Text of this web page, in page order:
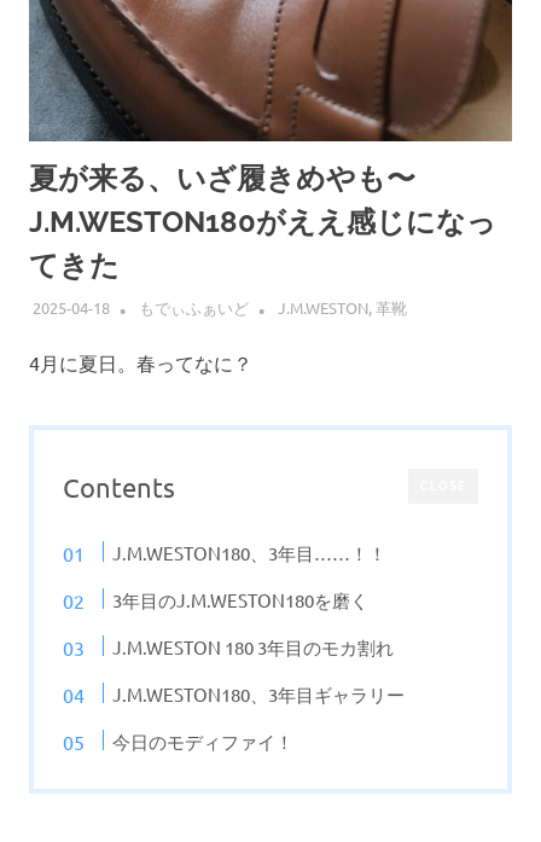
夏が来る、いざ履きめやも〜
J.M.WESTON180がええ感じになっ
てきた
2025-04-18 もでぃふぁいど J.M.WESTON,革靴
4月に夏日。春ってなに？
Contents
J.M.WESTON180、3年目……！！
3年目のJ.M.WESTON180を磨く
J.M.WESTON 180 3年目のモカ割れ
J.M.WESTON180、3年目ギャラリー
今日のモディファイ！